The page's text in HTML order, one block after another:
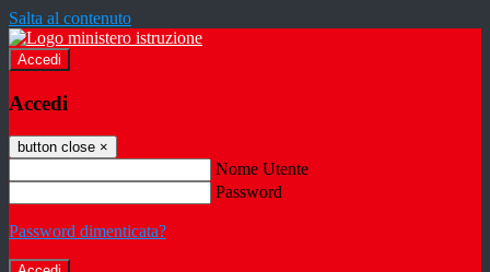
Salta al contenuto
Accedi
Accedi
button close ×
Nome Utente
Password
Password dimenticata?